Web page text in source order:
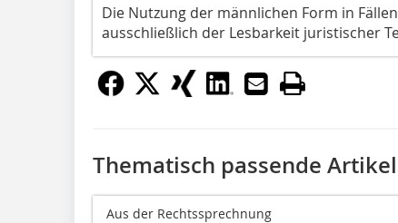
Die Nutzung der männlichen Form in
ausschließlich der Lesbarkeit juristischer
Thematisch passende
Aus der Rechtssprechnung